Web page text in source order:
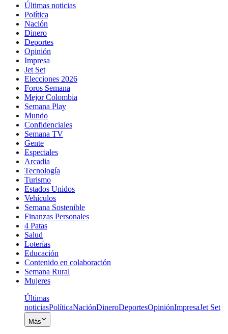
Últimas noticias
Política
Nación
Dinero
Deportes
Opinión
Impresa
Jet Set
Elecciones 2026
Foros Semana
Mejor Colombia
Semana Play
Mundo
Confidenciales
Semana TV
Gente
Especiales
Arcadia
Tecnología
Turismo
Estados Unidos
Vehículos
Semana Sostenible
Finanzas Personales
4 Patas
Salud
Loterías
Educación
Contenido en colaboración
Semana Rural
Mujeres
Últimas
noticiasPolíticaNaciónDineroDeportesOpiniónImpresaJet Set
Más